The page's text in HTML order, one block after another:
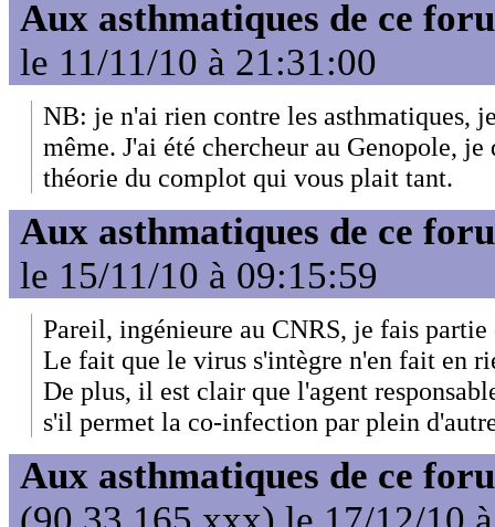
Aux asthmatiques de ce
le 11/11/10 à 21:31:00
NB: je n'ai rien contre les asthmatiques,
même. J'ai été chercheur au Genopole,
théorie du complot qui vous plait tant.
Aux asthmatiques de ce
le 15/11/10 à 09:15:59
Pareil, ingénieure au CNRS, je fais
Le fait que le virus s'intègre n'en fait en
De plus, il est clair que l'agent
s'il permet la co-infection par plein
Aux asthmatiques de ce